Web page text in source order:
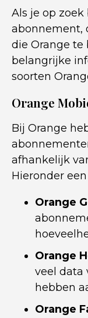
Als je op
abonnement,
die Orange te
belangrijke
soorten
Orange
Bij Orange
afhankelijk
Hieronder
Orange
Orange
veel data
hebben
Orange